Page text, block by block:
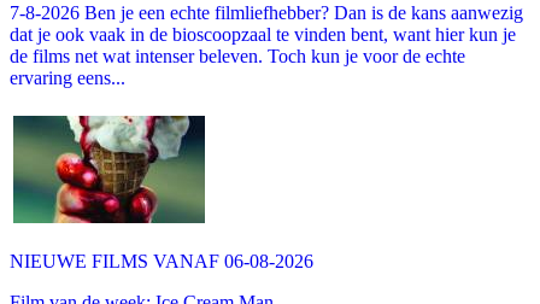
7-8-2026 Ben je een echte filmliefhebber? Dan is de kans aanwezig
dat je ook vaak in de bioscoopzaal te vinden bent, want hier kun je
de films net wat intenser beleven. Toch kun je voor de echte
ervaring eens...
NIEUWE FILMS VANAF 06-08-2026